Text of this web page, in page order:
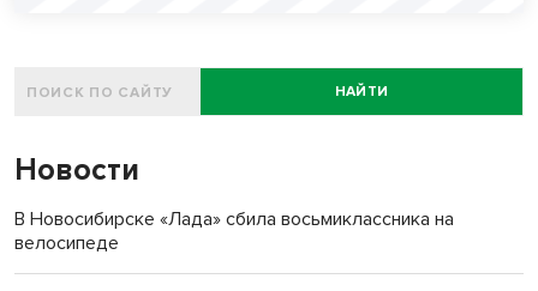
НАЙТИ
Новости
В Новосибирске «Лада» сбила восьмиклассника на
велосипеде